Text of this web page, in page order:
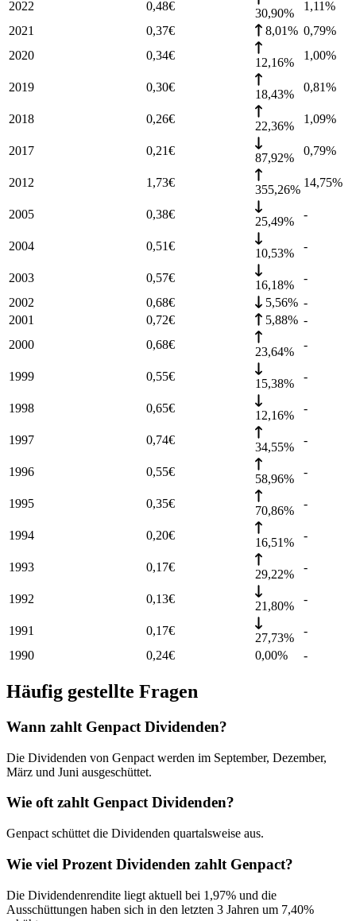
2022
0,48€
30,90%
1,11%
2021
0,37€ 8,01% 0,79%
2020
0,34€
12,16%
1,00%
2019 0,30€
18,43%
0,81%
2018 0,26€
22,36%
1,09%
2017 0,21€
87,92%
0,79%
2012 1,73€
355,26%
14,75%
2005 0,38€
25,49%
-
2004 0,51€
10,53%
-
2003 0,57€
16,18%
-
2002
0,68€ 5,56% -
2001
0,72€ 5,88% -
2000
0,68€
23,64%
-
1999 0,55€
15,38%
-
1998 0,65€
12,16%
-
1997 0,74€
34,55%
-
1996 0,55€
58,96%
-
1995 0,35€
70,86%
-
1994 0,20€
16,51%
-
1993 0,17€
29,22%
-
1992 0,13€
21,80%
-
1991 0,17€
27,73%
-
1990
0,24€ 0,00% -
Häufig gestellte Fragen
Wann zahlt Genpact Dividenden?
Die Dividenden von Genpact werden im September, Dezember,
März und Juni ausgeschüttet.
Wie oft zahlt Genpact Dividenden?
Genpact schüttet die Dividenden quartalsweise aus.
Wie viel Prozent Dividenden zahlt Genpact?
Die Dividendenrendite liegt aktuell bei 1,97% und die
Ausschüttungen haben sich in den letzten 3 Jahren um 7,40%